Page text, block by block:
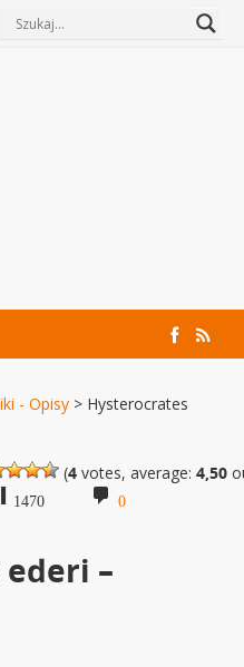
- Opisy > Hysterocrates
(4 votes, average:4,50
1470 0
–